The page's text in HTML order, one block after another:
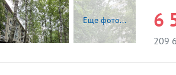
Еще фото... 6
209